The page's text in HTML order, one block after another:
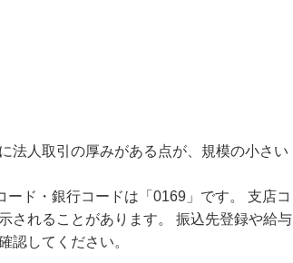
法人取引の厚みがある点が、規模の小さい
ド・銀行コードは「0169」です。 支店コ
されることがあります。 振込先登録や給与
認してください。